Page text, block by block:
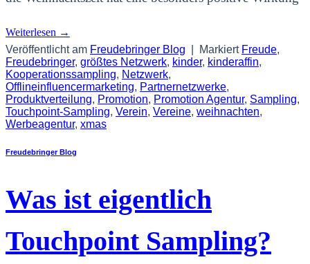
Weiterlesen →
Veröffentlicht am Freudebringer Blog Markiert Freude,
Freudebringer, größtes Netzwerk, kinder, kinderaffin,
Kooperationssampling, Netzwerk,
Offlineinfluencermarketing, Partnernetzwerke,
Produktverteilung, Promotion, Promotion Agentur, Sampling,
Touchpoint-Sampling, Verein, Vereine, weihnachten,
Werbeagentur, xmas
Freudebringer Blog
Was ist eigentlich
Touchpoint Sampling?